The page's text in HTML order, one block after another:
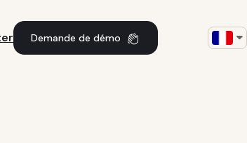
Demande de démo